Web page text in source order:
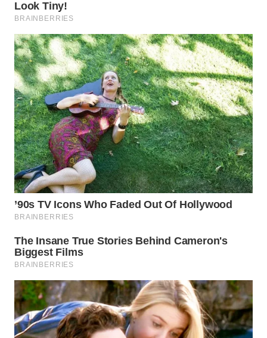
WN
BINJAI
WN
CIREBON
WN
INDRAMAYU
WN
KUNINGAN
WN
MAJALENGKA
SUBANG
SUKABUMI
WN
PURWAKARTA